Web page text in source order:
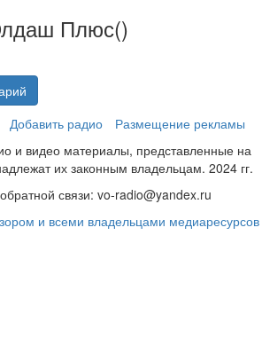
Плюс()
Добавить радио
Размещение рекламы
и видео материалы, представленные на
их законным владельцам. 2024 гг.
связи: vo-radio@yandex.ru
и всеми владельцами медиаресурсов